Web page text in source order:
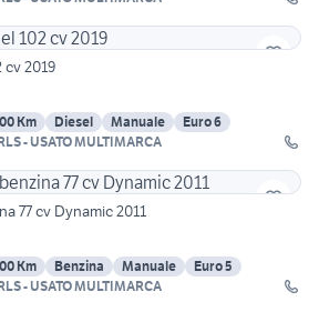
cv 2019
Km Diesel Manuale
Euro 6
- USATO MULTIMARCA
77 cv Dynamic 2011
Km Benzina Manuale
Euro 5
- USATO MULTIMARCA